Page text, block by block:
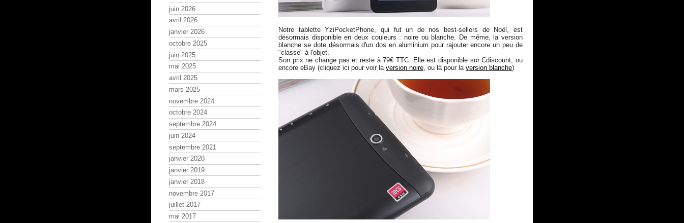
Notre tablette YziPocketPhone, qui fut un de nos best-sellers de Noël, est
désormais disponible en deux couleurs : noire ou blanche. De même, la version
blanche se dote désormais d'un dos en aluminium pour rajouter encore un peu de
"classe" à l'objet.
Son prix ne change pas et reste à 79€ TTC. Elle est disponible sur Cdiscount, ou
encore eBay (cliquez ici pour voir la version noire , ou là pour la version blanche)
juin 2026
avril 2026
janvier 2026
octobre 2025
juin 2025
mai 2025
avril 2025
mars 2025
novembre 2024
octobre 2024
septembre 2024
juin 2024
septembre 2021
janvier 2020
janvier 2019
janvier 2018
novembre 2017
juillet 2017
mai 2017